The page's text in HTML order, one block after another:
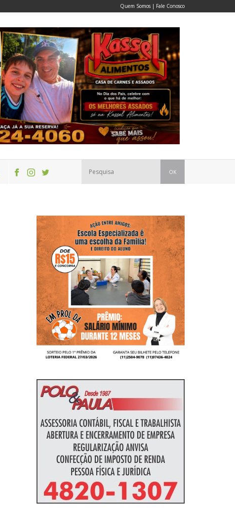
Quem Somos | Fale Conosco
OK